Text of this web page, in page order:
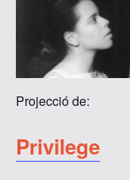
Projecció de:
Privilege